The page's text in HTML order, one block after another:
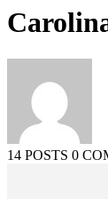
14 POSTS 0